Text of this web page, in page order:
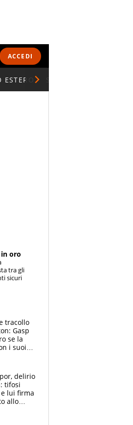
ACCEDI
CLASSIFICHE
oro
tra gli
sicuri
tracollo
Gasp
se la
i suoi
delirio
tifosi
lui firma
allo